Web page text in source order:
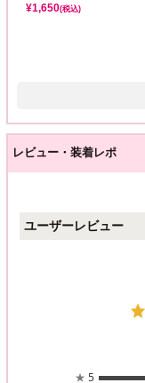
¥1,650(税込)
レビュー・装着レポ
ユーザーレビュー
★ 5